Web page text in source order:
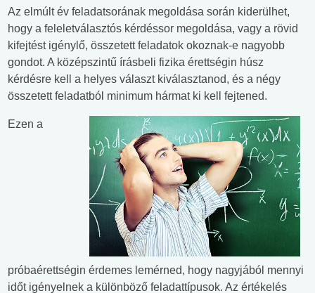
Az elmúlt év feladatsorának megoldása során kiderülhet,
hogy a feleletválasztós kérdéssor megoldása, vagy a rövid
kifejtést igénylő, összetett feladatok okoznak-e nagyobb
gondot. A középszintű írásbeli fizika érettségin húsz
kérdésre kell a helyes választ kiválasztanod, és a négy
összetett feladatból minimum hármat ki kell fejtened.
Ezen a
próbaérettségin érdemes lemérned, hogy nagyjából mennyi
időt igényelnek a különböző feladattípusok. Az értékelés